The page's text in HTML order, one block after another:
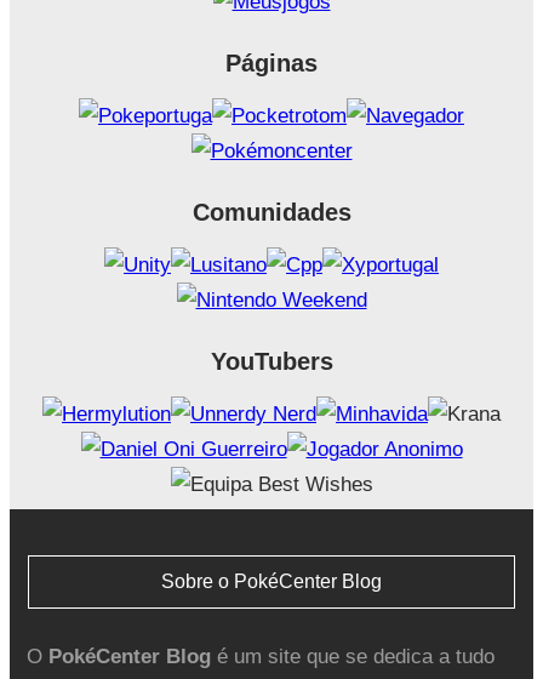
Páginas
Comunidades
YouTubers
Sobre o PokéCenter Blog
O PokéCenter Blogé um site que se dedica a tudo